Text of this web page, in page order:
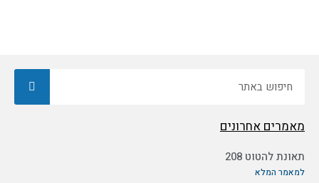
מאמרים אחרונים
תאונת להטוט 208
למאמר המלא